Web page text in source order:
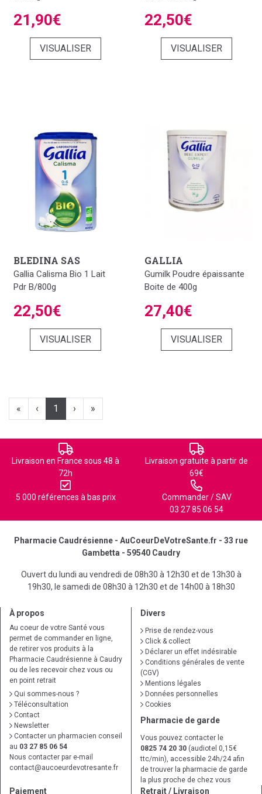
21,90€
VISUALISER
22,50€
VISUALISER
BLEDINA SAS
Gallia Calisma Bio 1 Lait
Pdr B/800g
22,50€
VISUALISER
GALLIA
Gumilk Poudre épaissante
Boite de 400g
27,40€
VISUALISER
« ‹ 1 › »
Livraison en France sous 48 à
72h
Livraison gratuite à partir de
69€
5 000 références à bas prix
Commander / SAV
03 27 85 06 54
Pharmacie Caudrésienne - AuCoeurDeVotreSante.fr - 33 rue
Gambetta - 59540 Caudry
Ouvert du lundi au vendredi de 08h30 à 12h30 et de 13h30 à
19h30, le samedi de 08h30 à 12h30 et de 14h00 à 18h30
À propos
Au coeur de votre Santé vous
permet de commander en ligne,
de retirer vos produits à la
Pharmacie Caudrésienne à Caudry
ou de les recevoir chez vous ou
en point retrait
Qui sommes-nous ?
Téléconsultation
Contact
Newsletter
Contacter un pharmacien conseil
au 03 27 85 06 54
Nous contacter par e-mail
contact@aucoeurdevotresante.fr
Divers
Prise de rendez-vous
Click & collect
Déclarer un effet indésirable
Conditions générales de vente
(CGV)
Mentions légales
Données personnelles
Cookies
Pharmacie de garde
Vous pouvez contacter le
0825 74 20 30 (audiotel 0,15€
ttc/min), accessible 24h/24 afin
de trouver la pharmacie de garde
la plus proche de chez vous
Paiement Retrait / Livraison